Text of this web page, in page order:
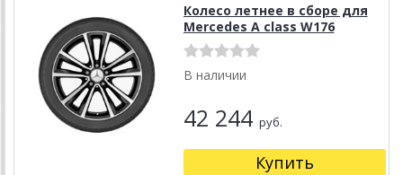
Колесо летнее в сборе для
Mercedes A class W176
В наличии
42 244 руб.
Купить